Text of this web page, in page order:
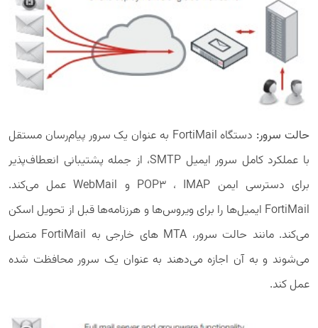
حالت سرور:
دستگاه FortiMail به عنوان یک سرور پیام‌رسان مستقل
با عملکرد کامل سرور ایمیل SMTP، از جمله پشتیبانی انعطاف‌پذیر
برای دسترسی ایمن POP3 ، IMAP و WebMail عمل می‌کند.
FortiMail ایمیل‌ها را برای ویروس‌ها و هرزنامه‌ها قبل از تحویل اسکن
می‌کند. مانند حالت سرور، MTA های خارجی به FortiMail متصل
می‌شوند و به آن اجازه می‌دهند به عنوان یک سرور محافظت شده
عمل کند.